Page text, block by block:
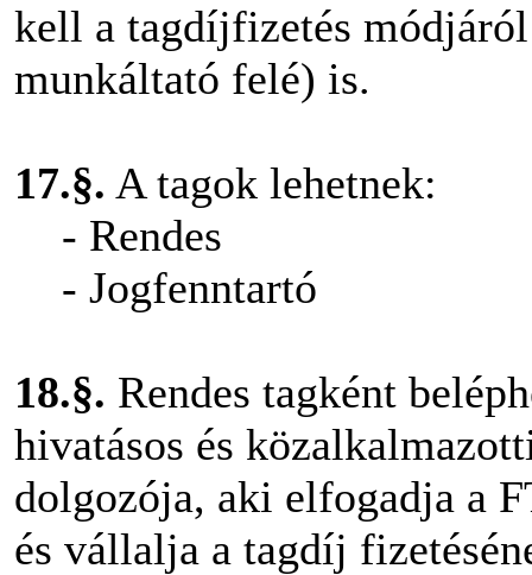
kell a tagdíjfizetés
munkáltató felé) is.
17.§. A tagok lehetnek:
- Rendes
- Jogfenntartó
18.§. Rendes tagként
hivatásos és
dolgozója, aki elfogadja a
és vállalja a tagdíj